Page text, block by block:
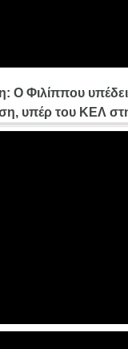
Φιλίππου
υπέρ του ΚΕΛ